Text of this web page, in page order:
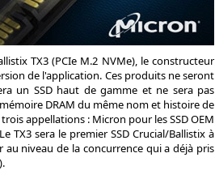
TX3 (PCIe M.2 NVMe), le constructeur
de l'application. Ces produits ne seront
un SSD haut de gamme et ne sera pas
DRAM du même nom et histoire de
appellations : Micron pour les SSD OEM
TX3 sera le premier SSD Crucial/Ballistix à
niveau de la concurrence qui a déjà pris